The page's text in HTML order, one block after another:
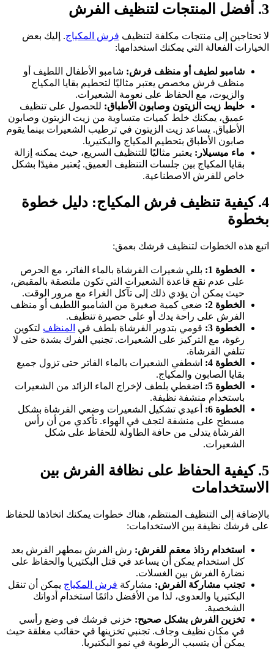
3. أفضل المنتجات لتنظيف الفرش
لا تحتاجين إلى منتجات مكلفة لتنظيف فرش المكياج. إليك بعض
الخيارات الفعالة التي يمكنك استخدامها:
شامبو لطيف أو منظف فرش: شامبو الأطفال اللطيف أو
منظف فرش مخصص يعتبر مثاليًا لتحطيم بقايا المكياج
والزيوت، مع الحفاظ على نعومة الشعيرات.
خليط زيت الزيتون وصابون الأطباق: للحصول على تنظيف
عميق، يمكنك خلط كميات متساوية من زيت الزيتون وصابون
الأطباق. يساعد زيت الزيتون في ترطيب الشعيرات بينما يقوم
صابون الأطباق بتحطيم المكياج والبكتيريا.
ماء ميسيلار: يعتبر مثاليًا للتنظيف السريع، حيث يمكنه إزالة
بقايا المكياج بين جلسات التنظيف العميق. يُعتبر مفيدًا بشكل
خاص للفرش الاصطناعية.
4. كيفية تنظيف فرش المكياج: دليل خطوة
بخطوة
اتبع هذه الخطوات لتنظيف فرشك بعمق:
الخطوة 1:
بللي شعيرات الفرشاة بالماء الفاتر، مع الحرص
على عدم نقع قاعدة الشعيرات التي تكون ملتصقة بالمقبض،
حيث يمكن أن يؤدي ذلك إلى تآكل الغراء مع مرور الوقت.
الخطوة 2:
ضعي كمية صغيرة من الشامبو اللطيف أو منظف
الفرش على راحة يدك أو على حصيرة تنظيف.
الخطوة 3:
قومي بتدوير الفرشاة بلطف في المنظف لتكوين
رغوة، مع التركيز على الشعيرات. تجنبي الفرك بشدة حتى لا
تتلفي الفرشاة.
الخطوة 4:
اشطفي الشعيرات بالماء الفاتر حتى تزول جميع
بقايا الصابون والمكياج.
الخطوة 5:
اضغطي بلطف لإخراج الماء الزائد من الشعيرات
باستخدام منشفة نظيفة.
الخطوة 6:
أعيدي تشكيل الشعيرات وضعي الفرشاة بشكل
مسطح على منشفة لتجف في الهواء. تأكدي من أن رأس
الفرشاة يتدلى من حافة الطاولة للحفاظ على شكل
الشعيرات.
5. كيفية الحفاظ على نظافة الفرش بين
الاستخدامات
بالإضافة إلى التنظيف المنتظم، هناك خطوات يمكنك اتخاذها للحفاظ
على فرشك نظيفة بين الاستخدامات:
استخدام رذاذ معقم للفرش: رش الفرش بمطهر الفرش بعد
كل استخدام يمكن أن يساعد في قتل البكتيريا والحفاظ على
نضارة الفرش بين الغسلات.
تجنب مشاركة الفرش: مشاركة فرش المكياج يمكن أن تنقل
البكتيريا والعدوى، لذا من الأفضل دائمًا استخدام أدواتك
الشخصية.
تخزين الفرش بشكل صحيح: خزني فرشك في وضع رأسي
في مكان نظيف وجاف. تجنبي تخزينها في حقائب مغلقة حيث
يمكن أن يتسبب الرطوبة في نمو البكتيريا.